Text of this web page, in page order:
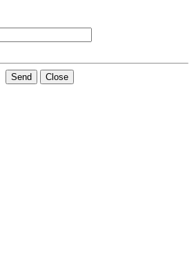
Send Close